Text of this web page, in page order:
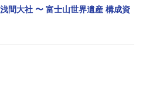
間大社 〜 富士山世界遺産 構成資